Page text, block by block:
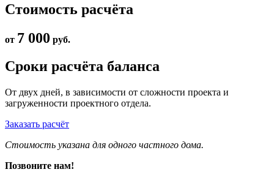
Стоимость расчёта
от 7 000 руб.
Сроки расчёта баланса
От двух дней, в зависимости от сложности проекта и
загруженности проектного отдела.
Заказать расчёт
Стоимость указана для одного частного дома.
Позвоните нам!